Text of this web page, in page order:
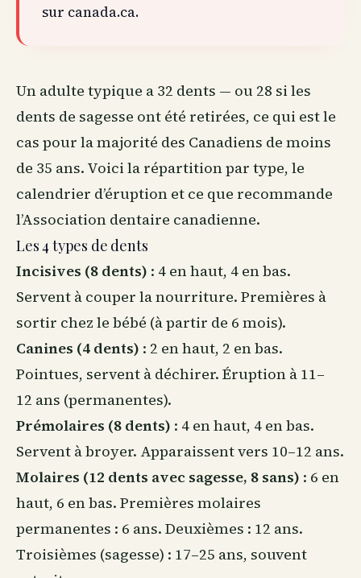
sur canada.ca.
Un adulte typique a 32 dents — ou 28 si les
dents de sagesse ont été retirées, ce qui est le
cas pour la majorité des Canadiens de moins
de 35 ans. Voici la répartition par type, le
calendrier d’éruption et ce que recommande
l’Association dentaire canadienne.
Les 4 types de dents
Incisives (8 dents) : 4 en haut, 4 en bas.
Servent à couper la nourriture. Premières à
sortir chez le bébé (à partir de 6 mois).
Canines (4 dents) : 2 en haut, 2 en bas.
Pointues, servent à déchirer. Éruption à 11–
12 ans (permanentes).
Prémolaires (8 dents) : 4 en haut, 4 en bas.
Servent à broyer. Apparaissent vers 10–12 ans.
Molaires (12 dents avec sagesse, 8 sans) : 6 en
haut, 6 en bas. Premières molaires
permanentes : 6 ans. Deuxièmes : 12 ans.
Troisièmes (sagesse) : 17–25 ans, souvent